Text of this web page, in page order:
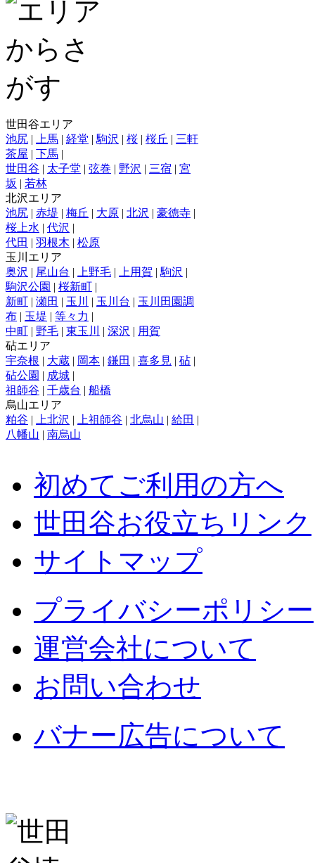
世田谷エリア
池尻 | 上馬 | 経堂 | 駒沢 | 桜 | 桜丘 | 三軒
茶屋 | 下馬 |
世田谷 | 太子堂 | 弦巻 | 野沢 | 三宿 | 宮
坂 | 若林
北沢エリア
池尻 | 赤堤 | 梅丘 | 大原 | 北沢 | 豪徳寺 |
桜上水 | 代沢 |
代田 | 羽根木 | 松原
玉川エリア
奥沢 | 尾山台 | 上野毛 | 上用賀 | 駒沢 |
駒沢公園 | 桜新町 |
新町 | 瀬田 | 玉川 | 玉川台 | 玉川田園調
布 | 玉堤 | 等々力 |
中町 | 野毛 | 東玉川 | 深沢 | 用賀
砧エリア
宇奈根 | 大蔵 | 岡本 | 鎌田 | 喜多見 | 砧 |
砧公園 | 成城 |
祖師谷 | 千歳台 | 船橋
烏山エリア
粕谷 | 上北沢 | 上祖師谷 | 北烏山 | 給田 |
八幡山 | 南烏山
初めてご利用の方へ
世田谷お役立ちリンク
サイトマップ
プライバシーポリシー
運営会社について
お問い合わせ
バナー広告について